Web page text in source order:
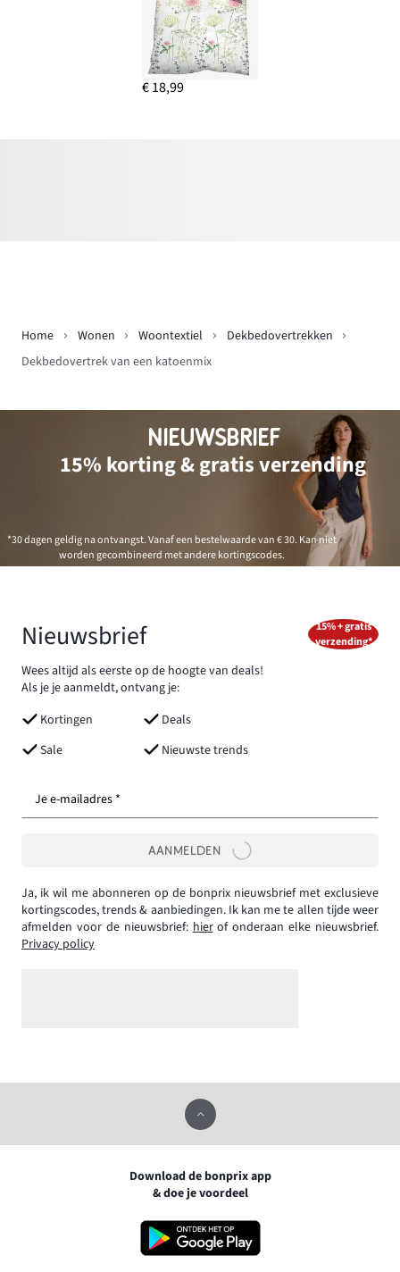
€ 18,99
Home Wonen Woontextiel
Dekbedovertrekken
Dekbedovertrek van een katoenmix
NIEUWSBRIEF
15% korting & gratis verzending
*30 dagen geldig na ontvangst. Vanaf een bestelwaarde van € 30. Kan niet
worden gecombineerd met andere kortingscodes.
Nieuwsbrief
Wees altijd als eerste op de hoogte van deals!
Als je je aanmeldt, ontvang je:
Kortingen
Deals
Sale
Nieuwste trends
15% + gratis
verzending*
Je e-mailadres *
AANMELDEN
Ja, ik wil me abonneren op de bonprix nieuwsbrief met exclusieve
kortingscodes, trends & aanbiedingen. Ik kan me te allen tijde weer
afmelden voor de nieuwsbrief:hierof onderaan elke nieuwsbrief.
Privacy policy
Download de bonprix app
& doe je voordeel